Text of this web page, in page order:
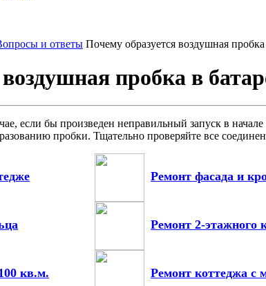
и ответы Почему образуется воздушная пробка
пробка в
если бы произведен неправильный запуск в
пробки. Тщательно проверяйте все
Ремонт фасада и
Ремонт 2-этажного
кв.м. Ремонт коттеджа с